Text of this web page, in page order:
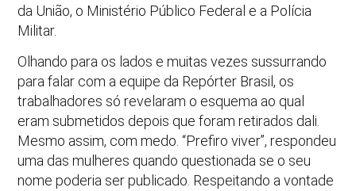
da União, o Ministério Público Federal e a Polícia
Militar.
Olhando para os lados e muitas vezes sussurrando
para falar com a equipe da Repórter Brasil, os
trabalhadores só revelaram o esquema ao qual
eram submetidos depois que foram retirados dali.
Mesmo assim, com medo. “Prefiro viver”, respondeu
uma das mulheres quando questionada se o seu
nome poderia ser publicado. Respeitando a vontade